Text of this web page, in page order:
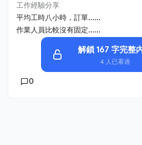
工作經驗分享
平均工時八小時，訂單......
作業人員比較沒有固定......
解鎖 167 字完整
4 人已看過
0